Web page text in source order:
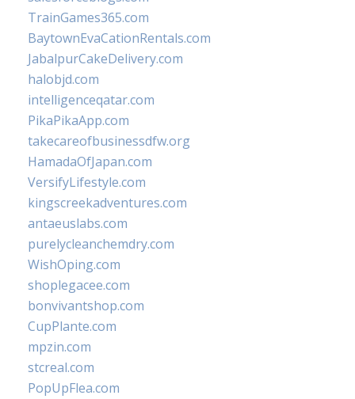
TrainGames365.com
BaytownEvaCationRentals.com
JabalpurCakeDelivery.com
halobjd.com
intelligenceqatar.com
PikaPikaApp.com
takecareofbusinessdfw.org
HamadaOfJapan.com
VersifyLifestyle.com
kingscreekadventures.com
antaeuslabs.com
purelycleanchemdry.com
WishOping.com
shoplegacee.com
bonvivantshop.com
CupPlante.com
mpzin.com
stcreal.com
PopUpFlea.com